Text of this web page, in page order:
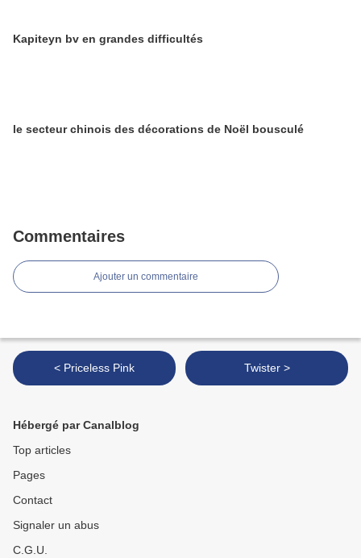
Kapiteyn bv en grandes difficultés
le secteur chinois des décorations de Noël bousculé
Commentaires
Ajouter un commentaire
< Priceless Pink Twister >
Hébergé par Canalblog
Top articles
Pages
Contact
Signaler un abus
C.G.U.